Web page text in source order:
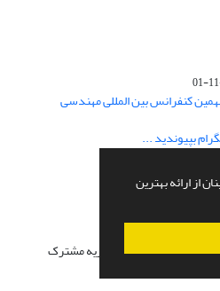
از ارائه بهترین
کنفرانس بین المللی مهندسی
بپیوندید ...
https://
مهم نشریه در خبرنامه نشریه مشترک